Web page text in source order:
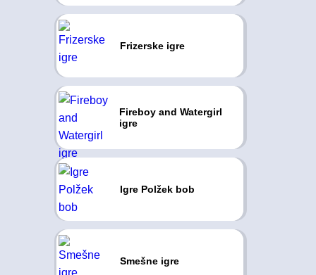
Frizerske igre
Fireboy and Watergirl
igre
Igre Polžek bob
Smešne igre